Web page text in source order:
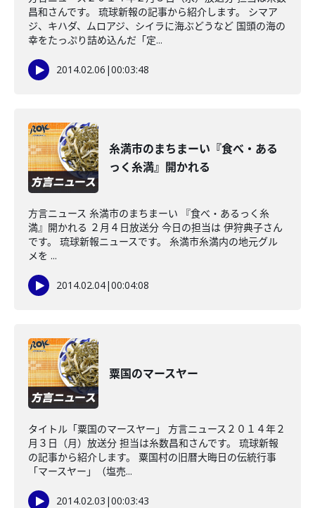
昌和さんです。 琉球新報の記事から紹介します。 シマア
ジ、キハダ、ムロアジ、シイラに海ぶどうなど 国頭の海の
幸をたっぷり詰め込んだ「定...
2014.02.06 |00:03:48
糸満市のまちまーい『食べ・ある
っく糸満』開かれる
方言ニュース 糸満市のまちまーい 『食べ・あるっく糸
満』開かれる ２月４日放送分 今日の担当は 伊狩典子さん
です。 琉球新報ニュースです。 糸満市糸満内の地元グル
メを ...
2014.02.04|00:04:08
粟国のマースヤー
タイトル「粟国のマースヤー」 方言ニュース２０１４年２
月３日（月）放送分 担当は糸数昌和さんです。 琉球新報
の記事から紹介します。 粟国村の旧暦大晦日の伝統行事
「マースヤー」（塩売...
2014.02.03 |00:03:43